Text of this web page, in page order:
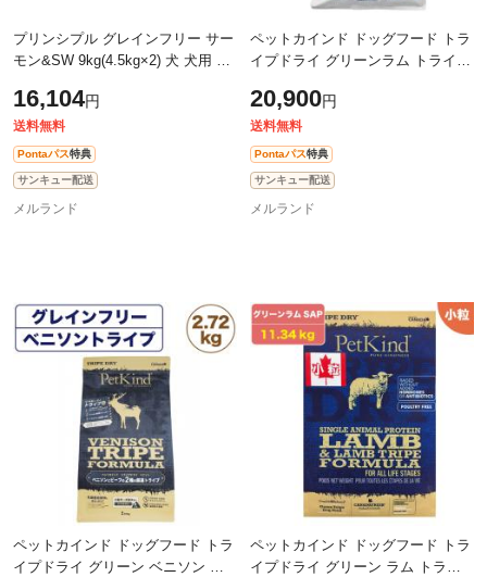
プリンシプル グレインフリー サー
モン&SW 9kg(4.5kg×2) 犬 犬用 フ
無添加 無着色 安心 安全
16,104円
送料無料
Pontaパス特典
サンキュー配送
メルランド
ペットカインド ドッグフード トラ
イプドライ グリーンラム トライプ
11.34kg
20,900円
送料無料
Pontaパス特典
サンキュー配送
メルランド
ペットカインド ドッグフード トラ
イプドライ グリーン ベニソン ト
ペットカインド ドッグフード トラ
イプドライ グリーン ラム トライ